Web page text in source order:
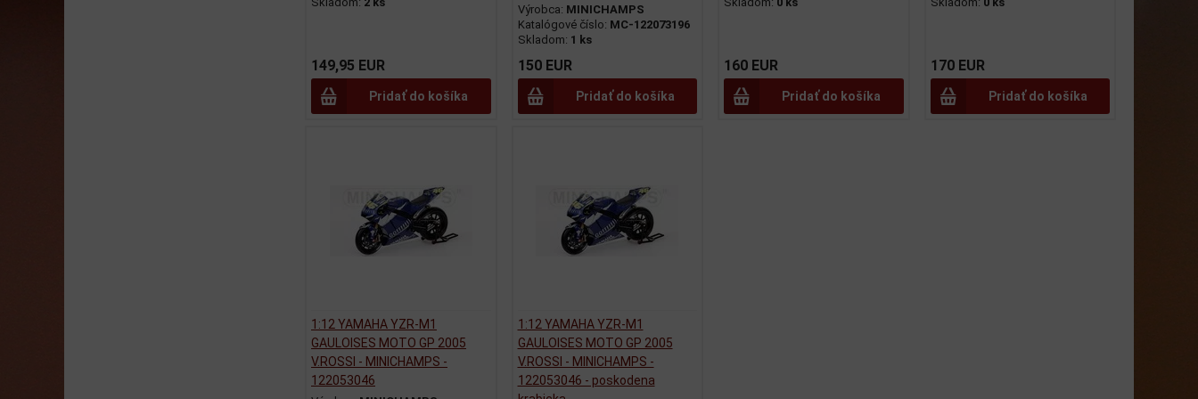
149,95 EUR
Pridať do košíka
Výrobca: MINICHAMPS
Katalógové číslo: MC-122073196
Skladom: 1 ks
150 EUR
Pridať do košíka
160 EUR
Pridať do košíka
170 EUR
Pridať do košíka
1:12 YAMAHA YZR-M1
GAULOISES MOTO GP 2005
V.ROSSI - MINICHAMPS -
122053046
1:12 YAMAHA YZR-M1
GAULOISES MOTO GP 2005
V.ROSSI - MINICHAMPS -
122053046 - poskodena